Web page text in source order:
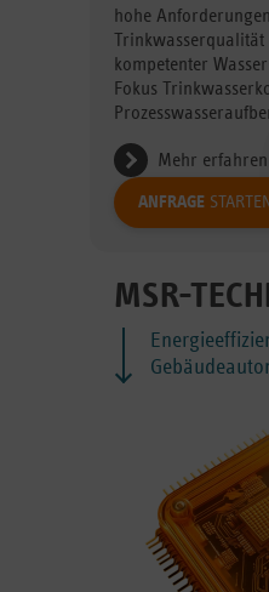
hohe
kompetenter
Fokus
Mehr erfahren
ANFRAGE STARTEN
MSR-